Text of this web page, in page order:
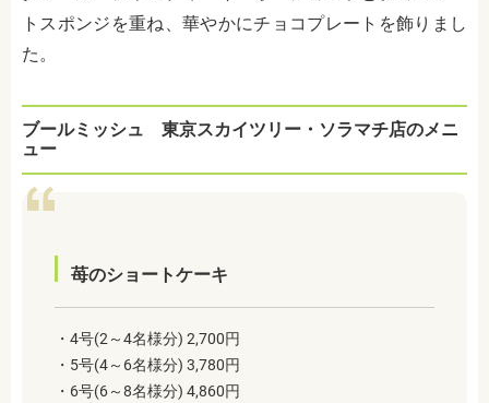
トスポンジを重ね、華やかにチョコプレートを飾りまし
た。
ブールミッシュ 東京スカイツリー・ソラマチ店のメニ
ュー
苺のショートケーキ
・4号(2～4名様分) 2,700円
・5号(4～6名様分) 3,780円
・6号(6～8名様分) 4,860円